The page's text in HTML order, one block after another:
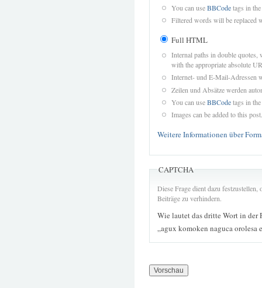
You can useBBCodetags in
Filtered words will be replaced
Full HTML
Internal paths in double quotes,
with the appropriate absolute
Internet- und E-Mail-Adressen
Zeilen und Absätze werden
You can useBBCodetags in
Images can be added to this post.
Weitere Informationen über
CAPTCHA
Diese Frage dient dazu
Beiträge zu verhindern.
Wie lautet das dritte Wort in der
„agux komoken naguca